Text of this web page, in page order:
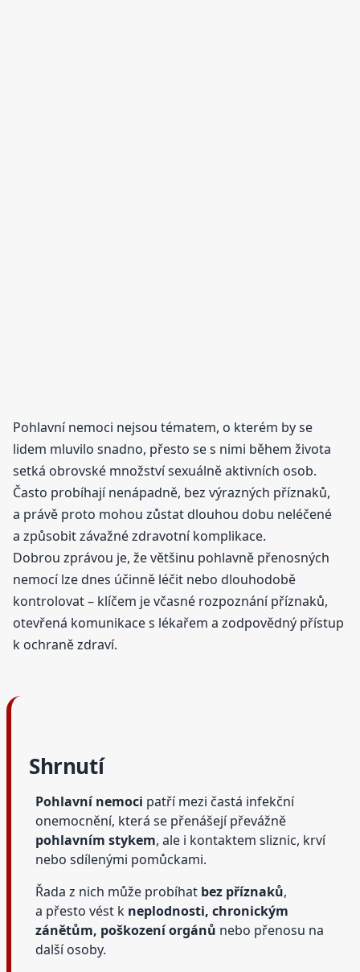
Pohlavní nemoci nejsou tématem, o kterém by se
lidem mluvilo snadno, přesto se s nimi během života
setká obrovské množství sexuálně aktivních osob.
Často probíhají nenápadně, bez výrazných příznaků,
a právě proto mohou zůstat dlouhou dobu neléčené
a způsobit závažné zdravotní komplikace.
Dobrou zprávou je, že většinu pohlavně přenosných
nemocí lze dnes účinně léčit nebo dlouhodobě
kontrolovat – klíčem je včasné rozpoznání příznaků,
otevřená komunikace s lékařem a zodpovědný přístup
k ochraně zdraví.
Shrnutí
Pohlavní nemoci patří mezi častá infekční
onemocnění, která se přenášejí převážně
pohlavním stykem, ale i kontaktem sliznic, krví
nebo sdílenými pomůckami.
Řada z nich může probíhat bez příznaků,
a přesto vést k neplodnosti, chronickým
zánětům, poškození orgánů nebo přenosu na
další osoby.